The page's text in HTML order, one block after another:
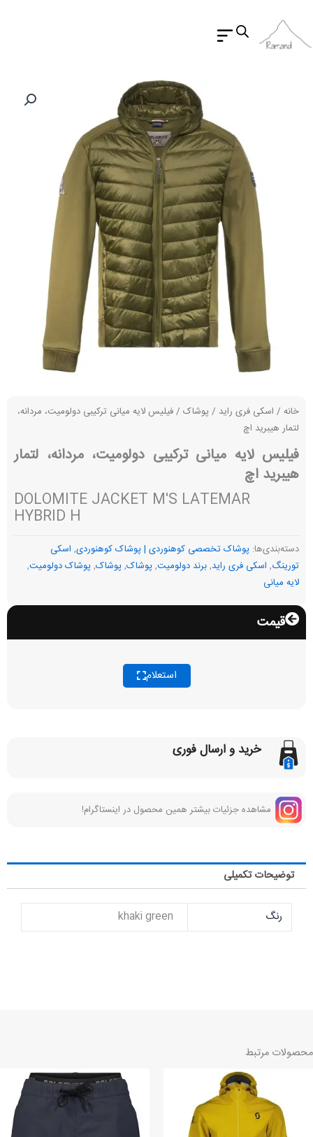
محتوا
خانه / اسکی فری راید / پوشاک / فیلیس لایه میانی ترکیبی دولومیت، مردانه،
لتمار هیبرید اچ
فیلیس لایه میانی ترکیبی دولومیت، مردانه، لتمار
هیبرید اچ
DOLOMITE JACKET M'S LATEMAR
HYBRID H
دسته‌بندی‌ها: پوشاک تخصصی کوهنوردی | پوشاک کوهنوردی, اسکی
تورینگ, اسکی فری راید,برند دولومیت,پوشاک,پوشاک,پوشاک دولومیت,
لایه میانی
قیمت
استعلام
خرید و ارسال فوری
مشاهده جزئیات بیشتر همین محصول در اینستاگرام!
توضیحات تکمیلی
رنگ khaki green
محصولات مرتبط